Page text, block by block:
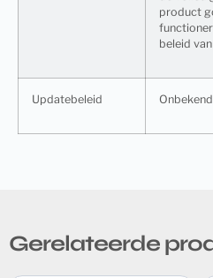
product
beleid
Updatebeleid Onbekend
Gerelateerde